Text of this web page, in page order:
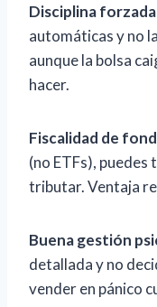
Disciplina
automáticas y no
aunque la bolsa
hacer.
Fiscalidad de
(no ETFs),
tributar. Ventaja
Buena gestión
detallada y no
vender en pánico